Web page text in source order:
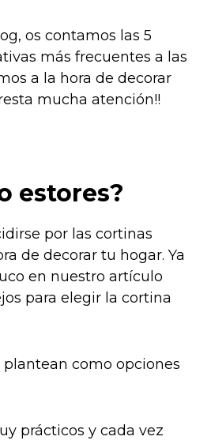
os contamos las 5
más frecuentes a las
a la hora de decorar
mucha atención!!
estores?
por las cortinas
de decorar tu hogar. Ya
en nuestro artículo
para elegir la cortina
plantean como opciones
prácticos y cada vez